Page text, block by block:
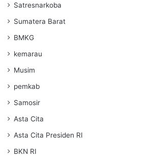
Satresnarkoba
Sumatera Barat
BMKG
kemarau
Musim
pemkab
Samosir
Asta Cita
Asta Cita Presiden RI
BKN RI